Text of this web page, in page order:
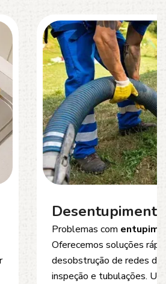
de Esgoto
de esgoto?
rápidas e eficientes para
de esgoto, caixas de
Utilizamos equipamentos